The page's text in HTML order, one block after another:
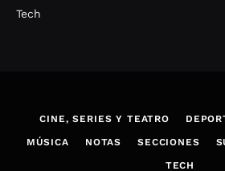
Tech
CINE, SERIES Y TEATRO
MÚSICA NOTAS SECCIONES
TECH